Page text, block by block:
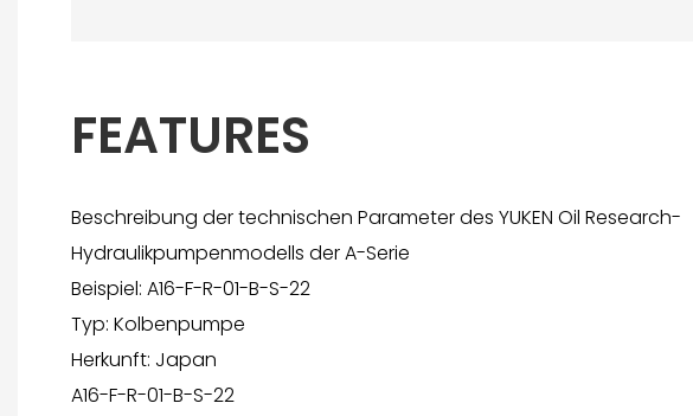
FEATURES
Beschreibung der technischen Parameter des YUKEN Oil Research-
Hydraulikpumpenmodells der A-Serie
Beispiel: A16-F-R-01-B-S-22
Typ: Kolbenpumpe
Herkunft: Japan
A16-F-R-01-B-S-22